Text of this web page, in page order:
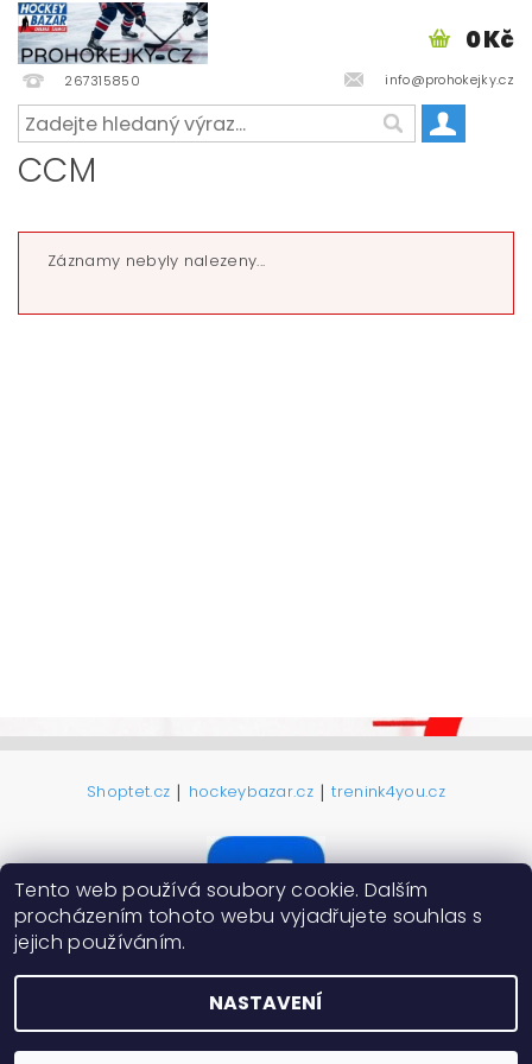
267315850 info@prohokejky.cz
0 Kč
CCM
Záznamy nebyly nalezeny...
Shoptet.cz | hockeybazar.cz | trenink4you.cz
2026 ©ProHokejky.cz, všechna práva vyhrazena
Tento web používá soubory cookie. Dalším
procházením tohoto webu vyjadřujete souhlas s
jejich používáním.
NASTAVENÍ